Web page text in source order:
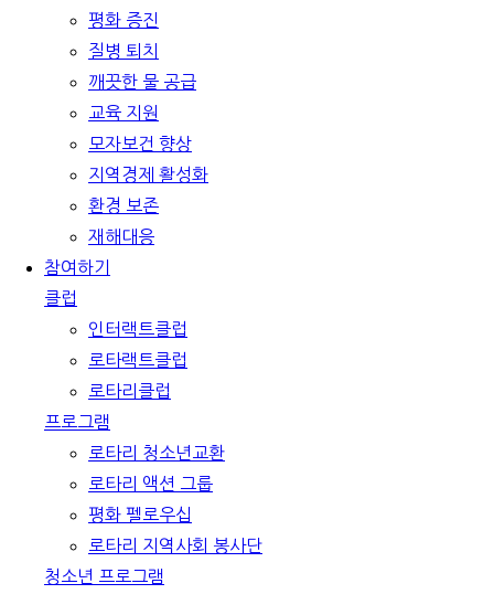
평화 증진
질병 퇴치
깨끗한 물 공급
교육 지원
모자보건 향상
지역경제 활성화
환경 보존
재해대응
참여하기
클럽
인터랙트클럽
로타랙트클럽
로타리클럽
프로그램
로타리 청소년교환
로타리 액션 그룹
평화 펠로우십
로타리 지역사회 봉사단
청소년 프로그램